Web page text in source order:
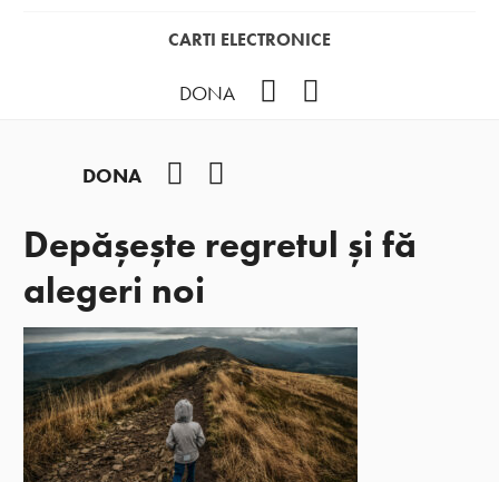
CARTI ELECTRONICE
DONA
DONA
Depășește regretul și fă
alegeri noi